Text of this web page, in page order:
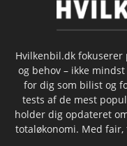
Hvilkenbil.dk
og behov – ikke
for dig som bilist og
tests af de mest
holder dig opdateret
totaløkonomi. Med